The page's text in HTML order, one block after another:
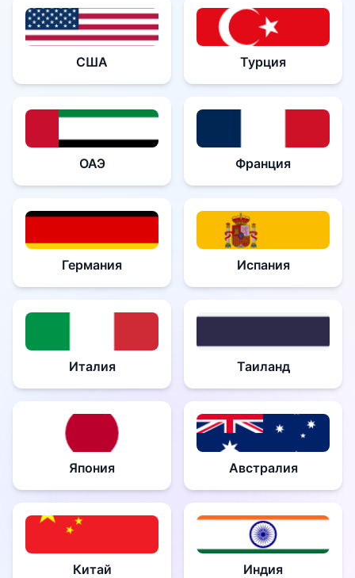
США Турция
ОАЭ Франция
Германия Испания
Италия Таиланд
Япония Австралия
Китай Индия